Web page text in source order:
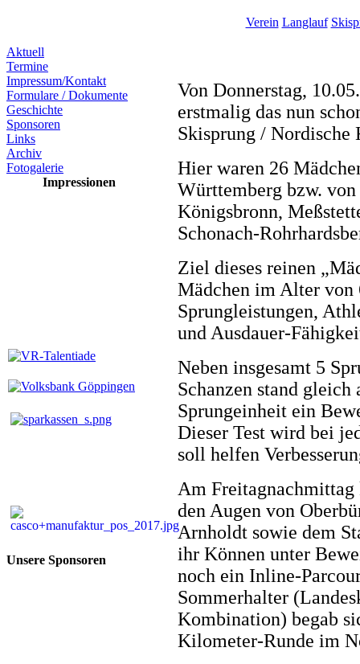
Verein Langlauf
Aktuell
Termine
Impressum/Kontakt
Formulare / Dokumente
Geschichte
Sponsoren
Links
Archiv
Fotogalerie
Impressionen
Unsere Sponsoren
Von Donnerstag,
erstmalig das nun
Skisprung / Nordische
Hier waren 26
Württemberg bzw.
Königsbronn,
Schonach-
Ziel dieses reinen
Mädchen im Alter von
Sprungleistungen,
und Ausdauer-
Neben insgesamt 5
Schanzen stand gleich
Sprungeinheit ein
Dieser Test wird bei
soll helfen
Am Freitagnachmittag
den Augen von
Arnholdt sowie dem
ihr Können unter
noch ein Inline-
Sommerhalter
Kombination) begab
Kilometer-Runde im